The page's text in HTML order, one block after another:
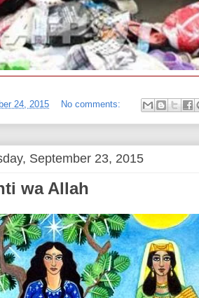
24, 2015 No comments:
September 23, 2015
wa Allah